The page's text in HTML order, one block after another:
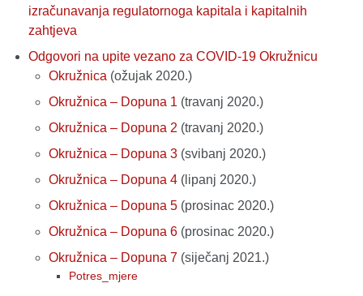
izračunavanja regulatornoga kapitala i kapitalnih
zahtjeva
Odgovori na upite vezano za COVID-19 Okružnicu
Okružnica (ožujak 2020.)
Okružnica – Dopuna 1 (travanj 2020.)
Okružnica – Dopuna 2 (travanj 2020.)
Okružnica – Dopuna 3 (svibanj 2020.)
Okružnica – Dopuna 4 (lipanj 2020.)
Okružnica – Dopuna 5 (prosinac 2020.)
Okružnica – Dopuna 6 (prosinac 2020.)
Okružnica – Dopuna 7 (siječanj 2021.)
Potres_mjere